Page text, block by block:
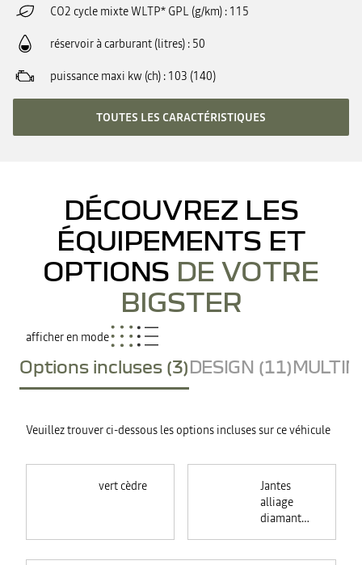
CO2 cycle mixte WLTP* GPL (g/km) 115
réservoir à carburant (litres) 50
puissance maxi kw (ch) 103 (140)
TOUTES LES CARACTÉRISTIQUES
DÉCOUVREZ LES
ÉQUIPEMENTS ET
OPTIONS DE VOTRE
BIGSTER
afficher en mode
Options incluses (3)DESIGN (11)
Veuillez trouver ci-dessous les options incluses sur ce véhicule
vert cèdre
Jantes
alliage
diamantées